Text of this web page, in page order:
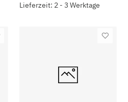
Lieferzeit: 2 - 3 Werktage